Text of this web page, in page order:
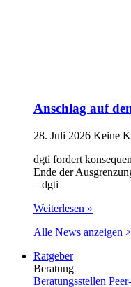
Anschlag auf
28. Juli 2026 Keine
dgti fordert
Ende der
– dgti
Weiterlesen »
Alle News anzeigen
Ratgeber
Beratung
Beratungsstellen